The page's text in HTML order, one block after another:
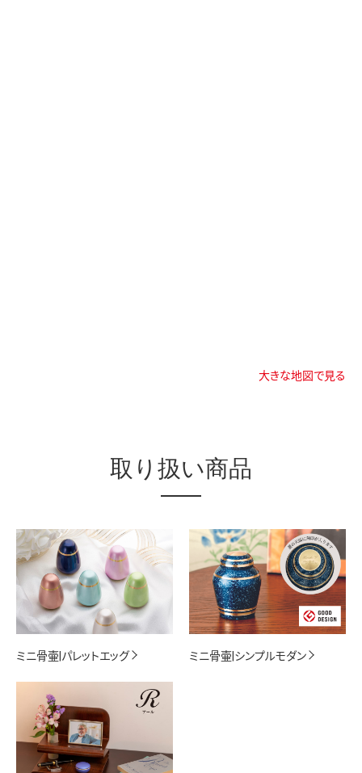
大きな地図で見る
取り扱い商品
ミニ骨壷|パレットエッグ ミニ骨壷|シンプルモダン